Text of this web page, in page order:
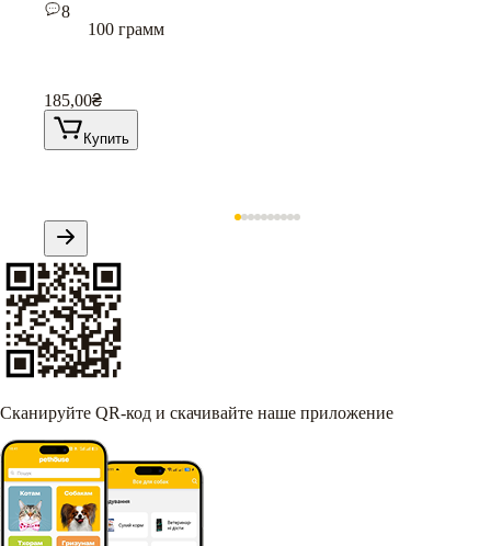
8
100 грамм
185,00₴
Купить
Сканируйте QR-код и скачивайте наше приложение